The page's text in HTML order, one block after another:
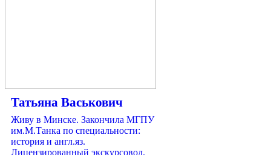
Татьяна Васькович
Живу в Минске. Закончила МГПУ
им.М.Танка по специальности:
история и англ.яз.
Лицензированный экскурсовод.